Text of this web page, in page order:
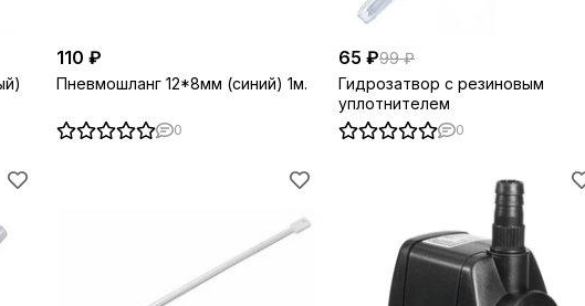
110 ₽
Пневмошланг 12*8мм (синий) 1м.
0
65 ₽99 ₽
Гидрозатвор с резиновым
уплотнителем
0